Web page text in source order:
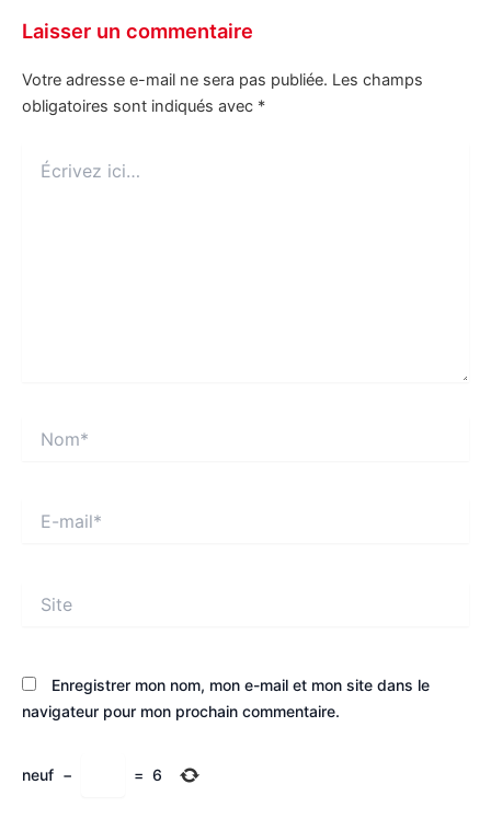
Laisser un commentaire
Votre adresse e-mail ne sera pas publiée. Les champs
obligatoires sont indiqués avec *
ici…
mail*
Enregistrer mon nom, mon e-mail et mon site dans le
navigateur pour mon prochain commentaire.
neuf − = 6